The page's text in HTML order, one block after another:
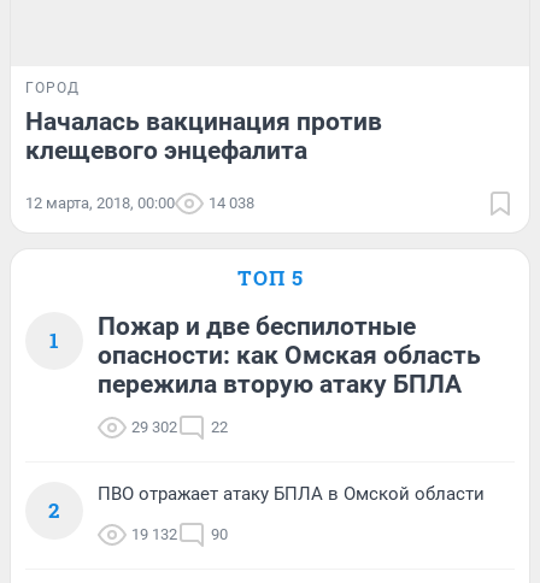
ГОРОД
Началась вакцинация против
клещевого энцефалита
12 марта, 2018, 00:00 14 038
ТОП 5
1
Пожар и две беспилотные
опасности: как Омская область
пережила вторую атаку БПЛА
29 302 22
2
ПВО отражает атаку БПЛА в Омской области
19 132 90